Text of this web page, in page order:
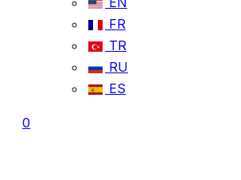
FR
TR
RU
ES
0